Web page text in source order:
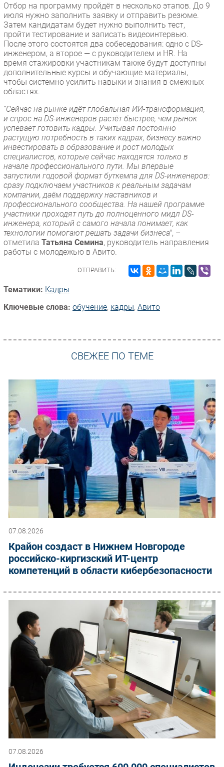
Отбор на программу пройдёт в несколько этапов. До 9
июля нужно заполнить заявку и отправить резюме.
Затем кандидатам будет нужно выполнить тест,
пройти тестирование и записать видеоинтервью.
После этого состоятся два собеседования: одно с DS-
инженером, а второе — с руководителем и HR. На
время стажировки участникам также будут доступны
дополнительные курсы и обучающие материалы,
чтобы системно усилить навыки и знания в смежных
областях.
“Сейчас на рынке идёт глобальная ИИ-трансформация,
и спрос на DS-инженеров растёт быстрее, чем рынок
успевает готовить кадры. Учитывая постоянно
растущую потребность в таких кадрах, бизнесу важно
инвестировать в образование и рост молодых
специалистов, которые сейчас находятся только в
начале профессионального пути. Мы впервые
запустили годовой формат буткемпа для DS-инженеров:
сразу подключаем участников к реальным задачам
компании, даём поддержку наставников и
профессионального сообщества. На нашей программе
участники проходят путь до полноценного мидл DS-
инженера, который с самого начала понимает, как
технологии помогают решать задачи бизнеса", –
отметила Татьяна Семина, руководитель направления
работы с молодежью в Авито.
ОТПРАВИТЬ:
Тематики: Кадры
Ключевые слова: обучение, кадры, Авито
СВЕЖЕЕ ПО ТЕМЕ
07.08.2026
Крайон создаст в Нижнем Новгороде
российско-киргизский ИТ-центр
компетенций в области кибербезопасности
07.08.2026